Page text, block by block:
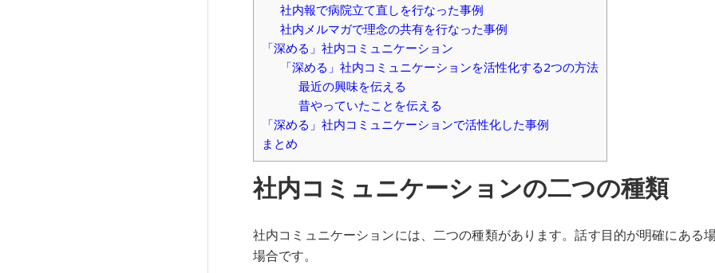
社内報で病院立て直しを行なった事例
社内メルマガで理念の共有を行なった事例
「深める」社内コミュニケーション
「深める」社内コミュニケーションを活性化する2つの方法
最近の興味を伝える
昔やっていたことを伝える
「深める」社内コミュニケーションで活性化した事例
まとめ
社内コミュニケーションの二つの種類
社内コミュニケーションには、二つの種類があります。話す目的が明確にある
場合です。